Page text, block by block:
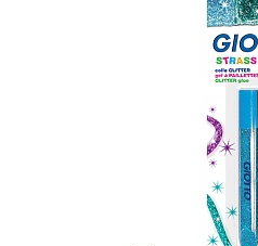
Мы рекомендуем